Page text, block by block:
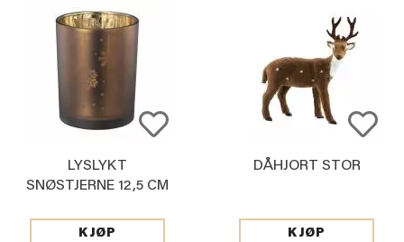
LYSLYKT
SNØSTJERNE 12,5 CM
KJØP
DÅHJORT STOR
KJØP